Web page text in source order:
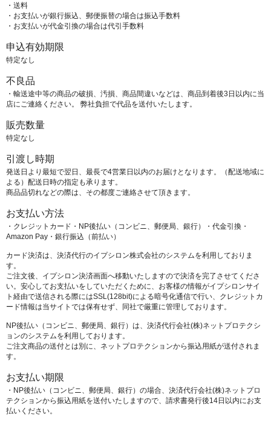
・送料
・お支払いが銀行振込、郵便振替の場合は振込手数料
・お支払いが代金引換の場合は代引手数料
申込有効期限
特定なし
不良品
・輸送途中等の商品の破損、汚損、商品間違いなどは、商品到着後3日以内に当
店にご連絡ください。 弊社負担で代品を送付いたします。
販売数量
特定なし
引渡し時期
発送日より最短で翌日、最長で4営業日以内のお届けとなります。（配送地域に
よる）配送日時の指定も承ります。
商品品切れなどの際は、その都度ご連絡させて頂きます。
お支払い方法
・クレジットカード・NP後払い（コンビニ、郵便局、銀行）・代金引換・
Amazon Pay・銀行振込（前払い）
カード決済は、決済代行のイプシロン株式会社のシステムを利用しておりま
す。
ご注文後、イプシロン決済画面へ移動いたしますので決済を完了させてくださ
い。安心してお支払いをしていただくために、お客様の情報がイプシロンサイ
ト経由で送信される際にはSSL(128bit)による暗号化通信で行い、クレジットカ
ード情報は当サイトでは保有せず、同社で厳重に管理しております。
NP後払い（コンビニ、郵便局、銀行）は、決済代行会社(株)ネットプロテクシ
ョンのシステムを利用しております。
ご注文商品の送付とは別に、ネットプロテクションから振込用紙が送付されま
す。
お支払い期限
・NP後払い（コンビニ、郵便局、銀行）の場合、決済代行会社(株)ネットプロ
テクションから振込用紙を送付いたしますので、請求書発行後14日以内にお支
払いください。